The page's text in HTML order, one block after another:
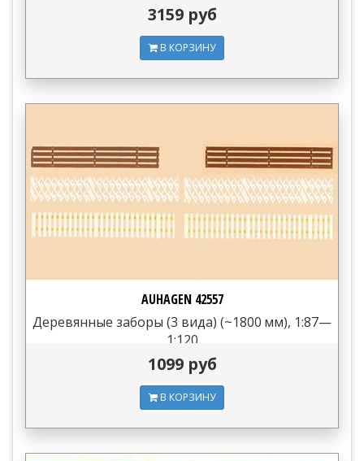
3159 руб
В КОРЗИНУ
AUHAGEN 42557
Деревянные заборы (3 вида) (~1800 мм), 1:87—
1:120
1099 руб
В КОРЗИНУ